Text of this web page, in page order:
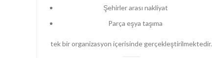
Şehirler arası nakliyat
Parça eşya taşıma
tek bir organizasyon içerisinde gerçekleştirilmektedir.